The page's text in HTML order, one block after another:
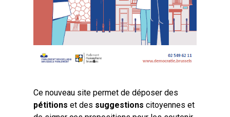
Ce nouveau site permet de déposer des
pétitions et des suggestions citoyennes et